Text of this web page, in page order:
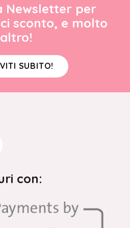
Newsletter per
sconto, e molto
altro!
SUBITO!
con: